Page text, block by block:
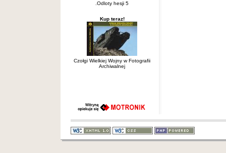
.Odloty hesji 5
Kup teraz!
Czołgi Wielkiej Wojny w Fotografii
Archiwalnej